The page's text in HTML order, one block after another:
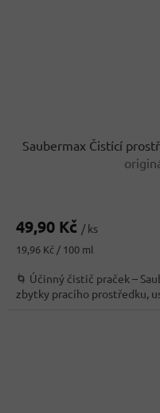
Saubermax Čistící
49,90 Kč / ks
Měrná
19,96 Kč / 100 ml
🌀 Účinný čistič praček –
zbytky pracího prostředku,